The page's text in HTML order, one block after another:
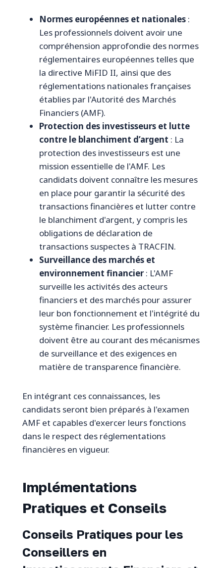
Normes européennes et nationales:
Les professionnels doivent avoir une
compréhension approfondie des normes
réglementaires européennes telles que
la directive MiFID II, ainsi que des
réglementations nationales françaises
établies par l'Autorité des Marchés
Financiers (AMF).
Protection des investisseurs et lutte
contre le blanchiment d’argent : La
protection des investisseurs est une
mission essentielle de l'AMF. Les
candidats doivent connaître les mesures
en place pour garantir la sécurité des
transactions financières et lutter contre
le blanchiment d'argent, y compris les
obligations de déclaration de
transactions suspectes à TRACFIN.
Surveillance des marchés et
environnement financier: L'AMF
surveille les activités des acteurs
financiers et des marchés pour assurer
leur bon fonctionnement et l'intégrité du
système financier. Les professionnels
doivent être au courant des mécanismes
de surveillance et des exigences en
matière de transparence financière.
En intégrant ces connaissances, les
candidats seront bien préparés à l'examen
AMF et capables d'exercer leurs fonctions
dans le respect des réglementations
financières en vigueur.
Implémentations
Pratiques et Conseils
Conseils Pratiques pour les
Conseillers en